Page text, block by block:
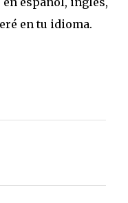
en tu idioma.